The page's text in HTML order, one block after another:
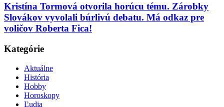
Kristína Tormová otvorila horúcu tému. Zárobky
Slovákov vyvolali búrlivú debatu. Má odkaz pre
voličov Roberta Fica!
Kategórie
Aktuálne
História
Hobby
Horoskopy
Ľudia